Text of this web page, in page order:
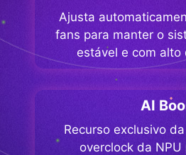
Ajusta
fans para manter o
estável e com alto
AI
Recurso exclusivo
overclock da NPU